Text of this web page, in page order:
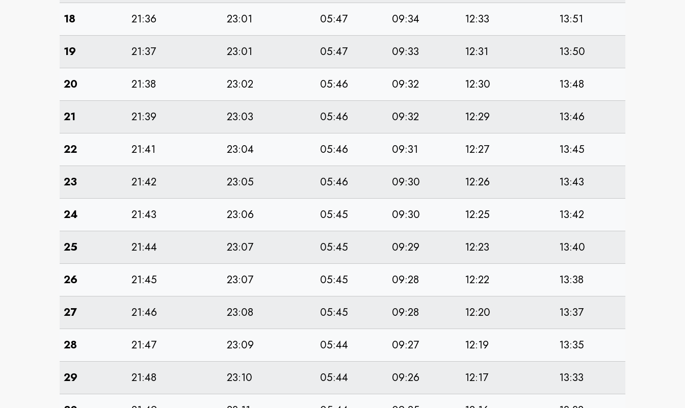
18 21:36 23:01 05:47 09:34 12:33 13:51
19 21:37 23:01 05:47 09:33 12:31 13:50
20 21:38 23:02 05:46 09:32 12:30 13:48
21 21:39 23:03 05:46 09:32 12:29 13:46
22 21:41 23:04 05:46 09:31 12:27 13:45
23 21:42 23:05 05:46 09:30 12:26 13:43
24 21:43 23:06 05:45 09:30 12:25 13:42
25 21:44 23:07 05:45 09:29 12:23 13:40
26 21:45 23:07 05:45 09:28 12:22 13:38
27 21:46 23:08 05:45 09:28 12:20 13:37
28 21:47 23:09 05:44 09:27 12:19 13:35
29 21:48 23:10 05:44 09:26 12:17 13:33